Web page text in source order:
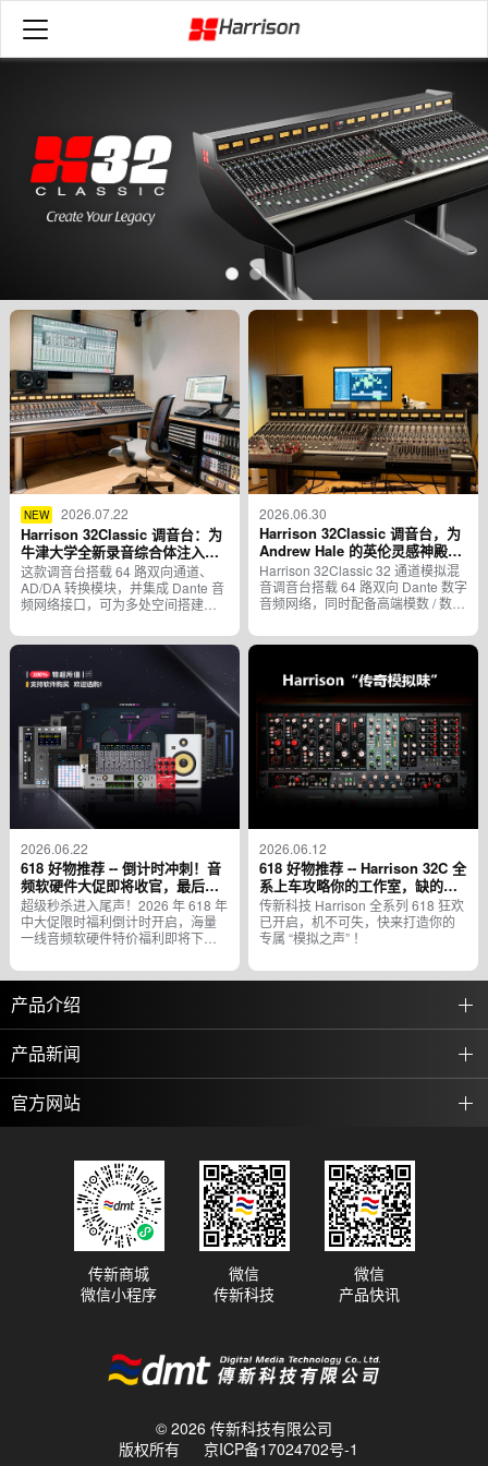
NEW 2026.07.22
Harrison 32Classic 调音台：为
牛津大学全新录音综合体注入纯
正模拟之魂
这款调音台搭载 64 路双向通道、
AD/DA 转换模块，并集成 Dante 音
频网络接口，可为多处空间搭建互
学术机构带来醇厚动人的模拟音
2026.06.30
Harrison 32Classic 调音台，为
Andrew Hale 的英伦灵感神殿
Owl Space，注入模拟之魂
Harrison 32Classic 32 通道模拟混
音调音台搭载 64 路双向 Dante 数字
音频网络，同时配备高端模数 / 数模
2026.06.22
618 好物推荐 -- 倒计时冲刺！音
频软硬件大促即将收官，最后抄
底良机别错过
超级秒杀进入尾声！2026 年 618 年
中大促限时福利倒计时开启，海量
一线音频软硬件特价福利即将下
设备的抓紧最后窗口期！
2026.06.12
618 好物推荐 -- Harrison 32C 全
系上车攻略你的工作室，缺的就
是这一抹 “传奇模拟味” ！
传新科技 Harrison 全系列 618 狂欢
已开启，机不可失，快来打造你的
专属 “模拟之声” ！
产品介绍
产品新闻
官方网站
© 2026 传新科技有限公司
版权所有
京ICP备17024702号-1
传新商城
微信小程序
微信
传新科技
微信
产品快讯